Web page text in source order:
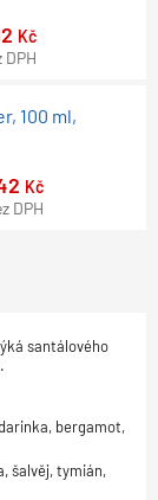
Kč
DPH
100 ml,
Kč
DPH
santálového
bergamot,
šalvěj, tymián,